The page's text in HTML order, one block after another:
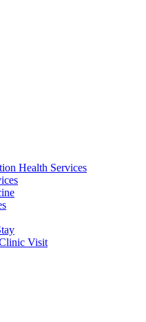
Health Services
Visit